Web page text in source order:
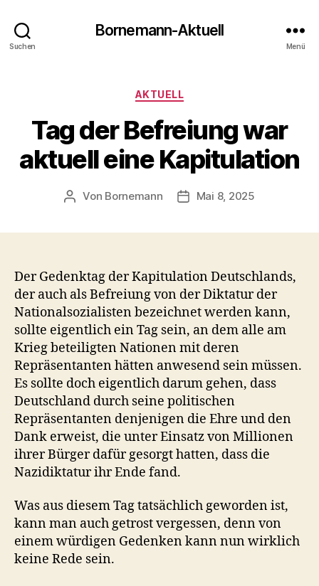
Suchen
Bornemann-Aktuell
Menü
Kategorien
AKTUELL
Tag der Befreiung war
aktuell eine Kapitulation
Beitragsautor
Von Bornemann Veröffentlichungsdatum
Mai 8, 2025
Der Gedenktag der Kapitulation Deutschlands,
der auch als Befreiung von der Diktatur der
Nationalsozialisten bezeichnet werden kann,
sollte eigentlich ein Tag sein, an dem alle am
Krieg beteiligten Nationen mit deren
Repräsentanten hätten anwesend sein müssen.
Es sollte doch eigentlich darum gehen, dass
Deutschland durch seine politischen
Repräsentanten denjenigen die Ehre und den
Dank erweist, die unter Einsatz von Millionen
ihrer Bürger dafür gesorgt hatten, dass die
Nazidiktatur ihr Ende fand.
Was aus diesem Tag tatsächlich geworden ist,
kann man auch getrost vergessen, denn von
einem würdigen Gedenken kann nun wirklich
keine Rede sein.